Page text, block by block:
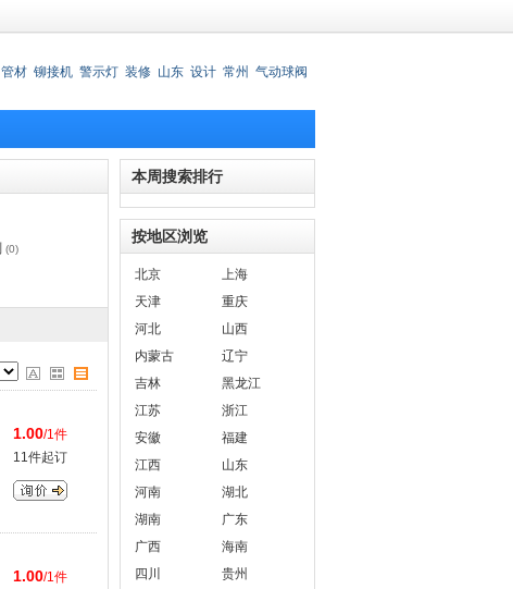
管材 铆接机 警示灯 装修 山东 设计 常州 气动球阀
(0)
1.00/1件
11件起订
1.00/1件
本周搜索排行
按地区浏览
北京
上海
天津
重庆
河北
山西
内蒙古
辽宁
吉林
黑龙江
江苏
浙江
安徽
福建
江西
山东
河南
湖北
湖南
广东
广西
海南
四川
贵州